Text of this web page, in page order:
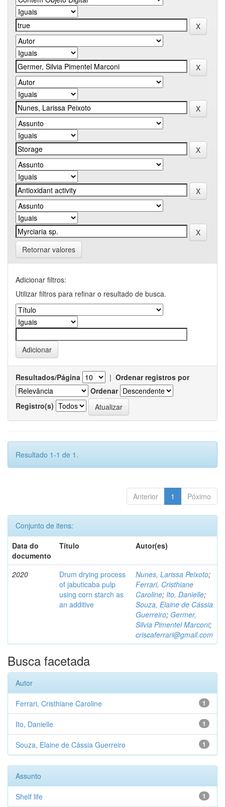
Retornar valores
Adicionar filtros:
Utilizar filtros para refinar o resultado de busca.
Resultados/Página | Ordenar registros por
Ordenar
Registro(s)
Resultado 1-1 de 1.
Anterior 1 Póximo
Conjunto de itens:
Data do
documento
Título Autor(es)
2020
Drum drying process
of jabuticaba pulp
using corn starch as
an additive
Nunes, Larissa Peixoto;
Ferrari, Cristhiane
Caroline; Ito, Danielle;
Souza, Elaine de Cássia
Guerreiro; Germer,
Silvia Pimentel Marconi;
criscaferrari@gmail.com
Busca facetada
Autor
1
Ferrari, Cristhiane Caroline
1
Ito, Danielle
1
Souza, Elaine de Cássia Guerreiro
Assunto
1
Shelf life